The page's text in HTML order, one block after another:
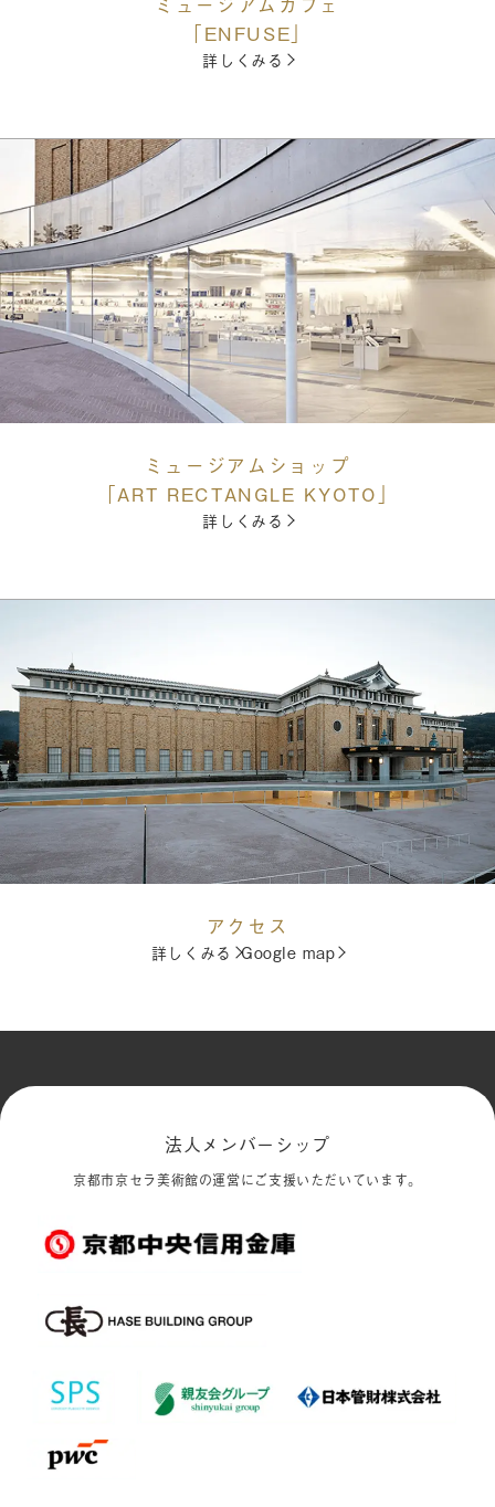
「ENFUSE」
詳しくみる
ミュージアムショップ
「ART RECTANGLE KYOTO」
詳しくみる
アクセス
詳しくみる Google map
法人メンバーシップ
京都市京セラ美術館の運営にご支援いただいています。